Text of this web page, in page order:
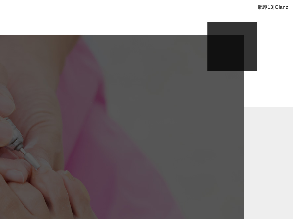
肥厚13|Glanz